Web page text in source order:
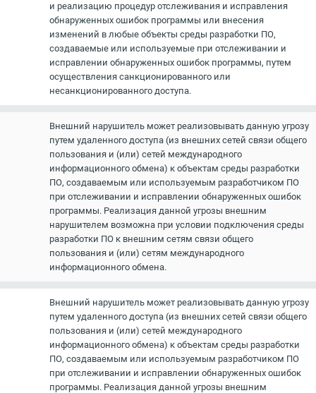
и реализацию процедур отслеживания и исправления
обнаруженных ошибок программы или внесения
изменений в любые объекты среды разработки ПО,
создаваемые или используемые при отслеживании и
исправлении обнаруженных ошибок программы, путем
осуществления санкционированного или
несанкционированного доступа.
Внешний нарушитель может реализовывать данную угрозу
путем удаленного доступа (из внешних сетей связи общего
пользования и (или) сетей международного
информационного обмена) к объектам среды разработки
ПО, создаваемым или используемым разработчиком ПО
при отслеживании и исправлении обнаруженных ошибок
программы. Реализация данной угрозы внешним
нарушителем возможна при условии подключения среды
разработки ПО к внешним сетям связи общего
пользования и (или) сетям международного
информационного обмена.
Внешний нарушитель может реализовывать данную угрозу
путем удаленного доступа (из внешних сетей связи общего
пользования и (или) сетей международного
информационного обмена) к объектам среды разработки
ПО, создаваемым или используемым разработчиком ПО
при отслеживании и исправлении обнаруженных ошибок
программы. Реализация данной угрозы внешним